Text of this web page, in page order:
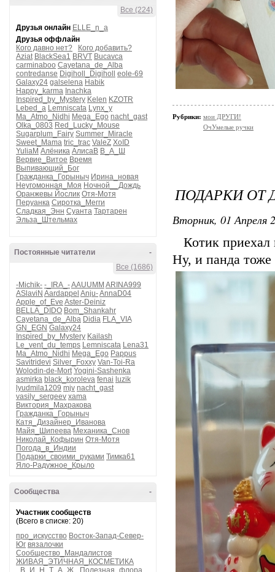
Все (224)
Друзья онлайн ELLE_n_a
Друзья оффлайн
Кого давно нет?
Кого добавить?
Aziat BlackSea1 BRVT Bucavca
carminaboo Cayetana_de_Alba
contredanse Digiholl_Digiholl
eole-69
Galaxy24 galselena Habik
Happy_karma Inachka
Inspired_by_Mystery Kelen KZOTR
Lebed_a Lemniscata Lynx_y
Ma_Atmo_Nidhi Mega_Ego nacht_gast
Olka_0803 Red_Lucky_Mouse
Sugarplum_Fairy Summer_Miracle
Sweet_Mama tric_trac ValeZ XoID
YuliaM Алёника АлисаВ В_А_Ш
Вервие_Витое Время
Выпивающий_Бог
Гражданка_Горыныч Ирина_новая
Неугомонная_Моя Ночной__Дождь
Оранжевы Йослик Отя-Мотя
Перуанка Сиротка_Мегги
Сладкая_Энн Суанта Тартарен
Эльза_Штельмах
-
Постоянные читатели
Все (1686)
-Michik- -_IRA_-AAUUMM ARINA999
ASlaviN Aardappel Anju-AnnaD04
Apple_of_Eve Aster-Deiniz
BELLA_DIDO Bom_Shankahr
Cayetana_de_Alba Didia FLA_VIA
GN_EGN Galaxy24
Inspired_by_Mystery Kailash
Le_vent_du_temps Lemniscata Lena31
Ma_Atmo_Nidhi Mega_Ego Pappus
Savitridevi Silver_Foxxy Van-Toi-Ra
Wolodin-de-Mort Yogini-Sashenka
asmirka black_koroleva fenai luzik
lyudmila1209 mjv nacht_gast
vasily_sergeev xama
Виктория_Махракова
Гражданка_Горыныч
Катя_Дизайнер_Иванова
Майя_Шипеева Механика_Снов
Николай_Кофырин Отя-Мотя
Погода_в_Индии
Подарки_своими_руками Тимка61
Яло-Радужное_Крыло
-
Сообщества
Участник сообществ
(Всего в списке: 20)
про_искусство Восток-Запад-Север-
Юг вязалочки
Сообщество_Мандалистов
ЖИВАЯ_ЭТИЧНАЯ_КОСМЕТИКА
_В_И_Н_Т_А_Ж_
Полезная_флора
Рубрики: мои ДРУГИ!
ОчУмелые ручки
ПОДАРКИ ОТ
Вторник, 01 Апреля
Котик приехал
Ну, и панда тоже